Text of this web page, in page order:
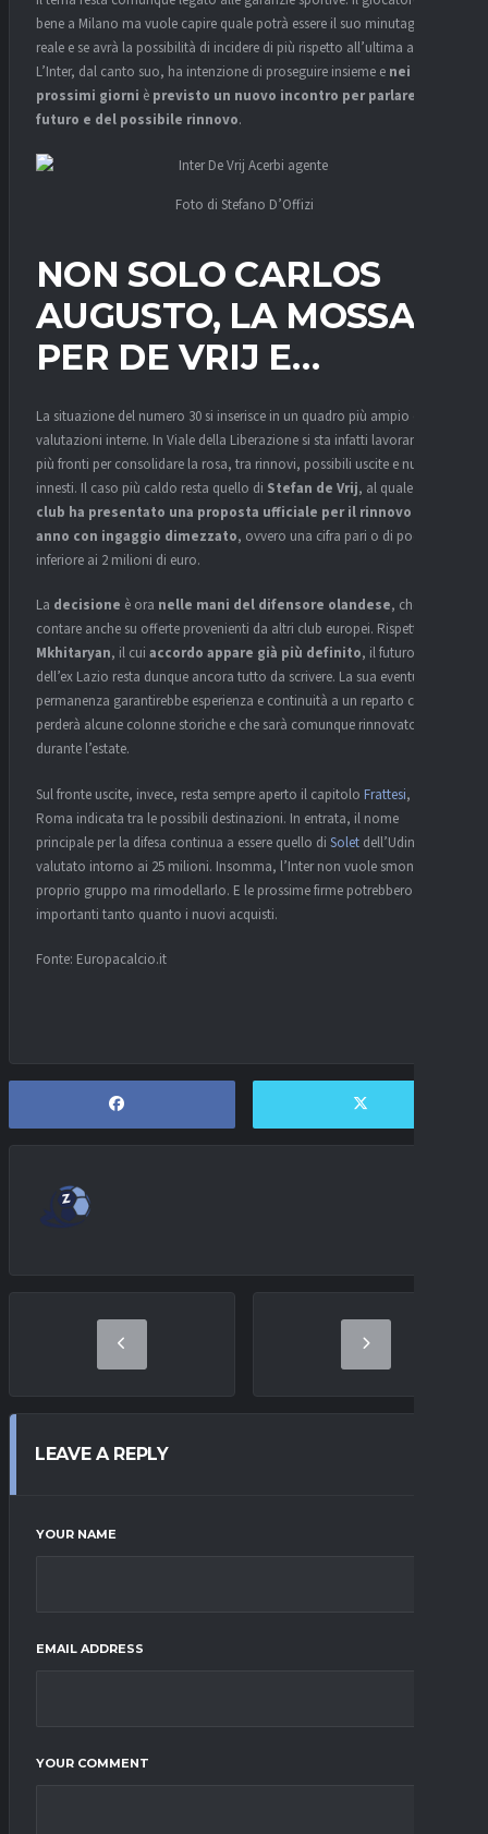
bene a Milano ma vuole capire quale potrà essere il suo minutaggio
reale e se avrà la possibilità di incidere di più rispetto all’ultima annata.
L’Inter, dal canto suo, ha intenzione di proseguire insieme e nei
prossimi giorni è previsto un nuovo incontro per parlare del
futuro e del possibile rinnovo.
Foto di Stefano D’Offizi
NON SOLO CARLOS
AUGUSTO, LA MOSSA
PER DE VRIJ E…
La situazione del numero 30 si inserisce in un quadro più ampio di
valutazioni interne. In Viale della Liberazione si sta infatti lavorando su
più fronti per consolidare la rosa, tra rinnovi, possibili uscite e nuovi
innesti. Il caso più caldo resta quello di Stefan de Vrij, al quale
club ha presentato una proposta ufficiale per il rinnovo di un
anno con ingaggio dimezzato, ovvero una cifra pari o di poco
inferiore ai 2 milioni di euro.
La decisione è ora nelle mani del difensore olandese, che può
contare anche su offerte provenienti da altri club europei. Rispetto a
Mkhitaryan, il cui accordo appare già più definito, il futuro
dell’ex Lazio resta dunque ancora tutto da scrivere. La sua eventuale
permanenza garantirebbe esperienza e continuità a un reparto che
perderà alcune colonne storiche e che sarà comunque rinnovato
durante l’estate.
Sul fronte uscite, invece, resta sempre aperto il capitolo Frattesi, con la
Roma indicata tra le possibili destinazioni. In entrata, il nome
principale per la difesa continua a essere quello di Solet dell’Udinese,
valutato intorno ai 25 milioni. Insomma, l’Inter non vuole smontare il
proprio gruppo ma rimodellarlo. E le prossime firme potrebbero essere
importanti tanto quanto i nuovi acquisti.
Fonte: Europacalcio.it
LEAVE A REPLY
YOUR NAME
EMAIL ADDRESS
YOUR COMMENT